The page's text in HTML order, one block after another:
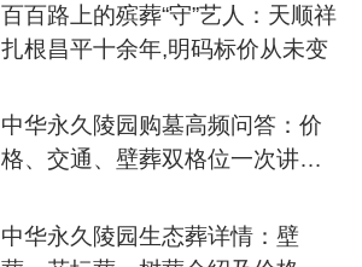
百百路上的殡葬“守”艺人：天顺祥
扎根昌平十余年,明码标价从未变
中华永久陵园购墓高频问答：价
格、交通、壁葬双格位一次讲清
中华永久陵园生态葬详情：壁